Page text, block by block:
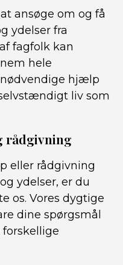
ansøge om og få
ydelser fra
fagfolk kan
hele
nødvendige hjælp
liv som
rådgivning
eller rådgivning
ydelser, er du
os. Vores dygtige
dine spørgsmål